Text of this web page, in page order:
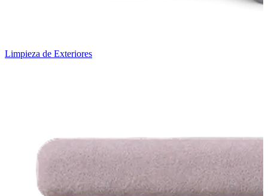
Limpieza de Exteriores